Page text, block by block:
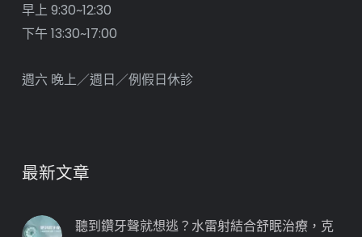
早上 9:30~12:30
下午 13:30~17:00
週六 晚上／週日／例假日休診
最新文章
聽到鑽牙聲就想逃？水雷射結合舒眠治療，克